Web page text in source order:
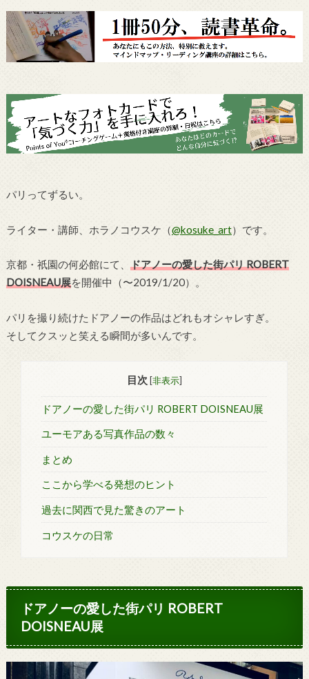
パリってずるい。
ライター・講師、ホラノコウスケ（@kosuke_art）です。
京都・祇園の何必館にて、 ドアノーの愛した街パリ ROBERT
DOISNEAU展を開催中（〜2019/1/20）。
パリを撮り続けたドアノーの作品はどれもオシャレすぎ。
そしてクスッと笑える瞬間が多いんです。
目次 [非表示]
ドアノーの愛した街パリ ROBERT DOISNEAU展
ユーモアある写真作品の数々
まとめ
ここから学べる発想のヒント
過去に関西で見た驚きのアート
コウスケの日常
ドアノーの愛した街パリ ROBERT
DOISNEAU展